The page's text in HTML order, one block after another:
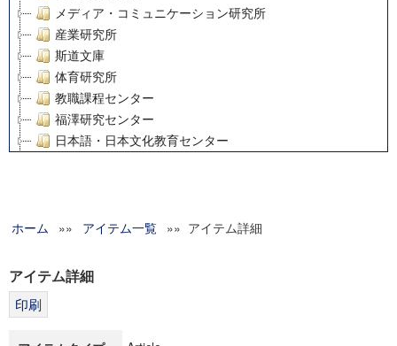
メディア・コミュニケーション研究所
産業研究所
斯道文庫
体育研究所
教職課程センター
福澤研究センター
日本語・日本文化教育センター
グローバルリサーチインスティテュート
科学研究費補助金研究成果報告書
ホーム »» アイテム一覧 »» アイテム詳細
アイテム詳細